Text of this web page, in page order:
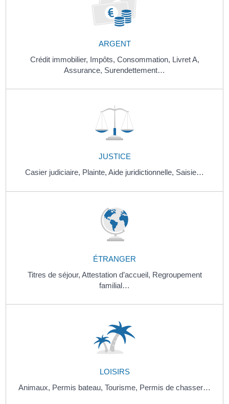
ARGENT
Crédit immobilier, Impôts, Consommation, Livret A,
Assurance, Surendettement…
JUSTICE
Casier judiciaire, Plainte, Aide juridictionnelle, Saisie…
ÉTRANGER
Titres de séjour, Attestation d’accueil, Regroupement
familial…
LOISIRS
Animaux, Permis bateau, Tourisme, Permis de chasser…